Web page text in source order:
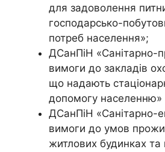
для задоволення
господарсько-
потреб населення»;
ДСанПіН «Санітарно-
вимоги до закладів
що надають
допомогу населенню»
ДСанПіН «Санітарно-
вимоги до умов
житлових будинках та